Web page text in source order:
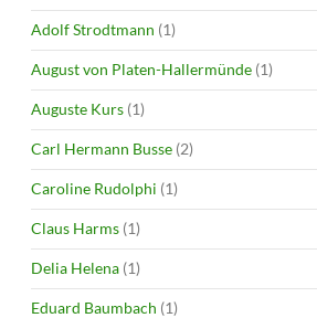
Adolf Strodtmann (1)
August von Platen-Hallermünde (1)
Auguste Kurs (1)
Carl Hermann Busse (2)
Caroline Rudolphi (1)
Claus Harms (1)
Delia Helena (1)
Eduard Baumbach (1)